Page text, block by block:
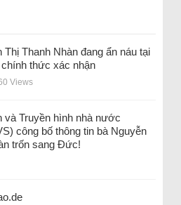
Thị Thanh Nhàn đang ẩn náu tại
thức xác nhận
Views
và Truyền hình nhà nước
công bố thông tin bà Nguyễn
trốn sang Đức!